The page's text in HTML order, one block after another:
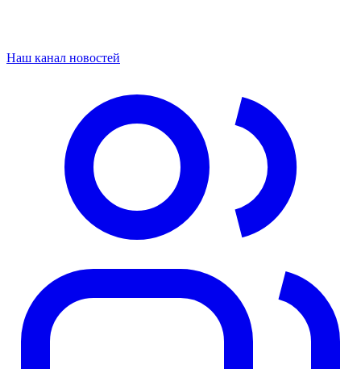
Наш канал новостей